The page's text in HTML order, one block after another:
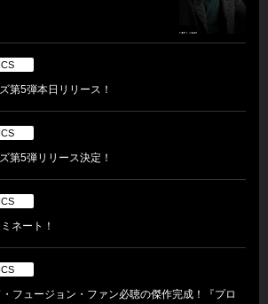
第5弾本日リリース！
第5弾リリース決定！
ネート！
フュージョン・ファン必聴の傑作完成！『プロ